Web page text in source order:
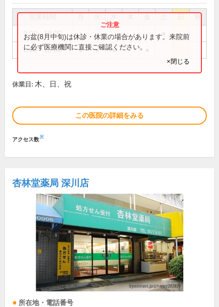
祝
9:00～18:00
9:00～18:30 ● ● ●
お盆(8月中旬)は休診・休業の場合があります。来院前
に必ず医療機関に直接ご確認ください。
×閉じる
休業日: 木、日、祝
この医院の詳細をみる
アクセス数※
杏林堂薬局 深川店
所在地・電話番号